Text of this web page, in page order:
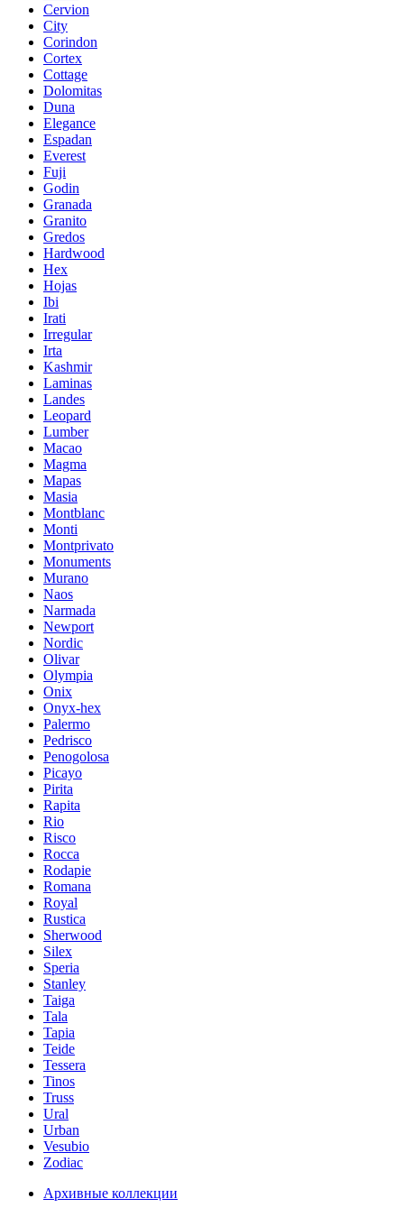
Cervion
City
Corindon
Cortex
Cottage
Dolomitas
Duna
Elegance
Espadan
Everest
Fuji
Godin
Granada
Granito
Gredos
Hardwood
Hex
Hojas
Ibi
Irati
Irregular
Irta
Kashmir
Laminas
Landes
Leopard
Lumber
Macao
Magma
Mapas
Masia
Montblanc
Monti
Montprivato
Monuments
Murano
Naos
Narmada
Newport
Nordic
Olivar
Olympia
Onix
Onyx-hex
Palermo
Pedrisco
Penogolosa
Picayo
Pirita
Rapita
Rio
Risco
Rocca
Rodapie
Romana
Royal
Rustica
Sherwood
Silex
Speria
Stanley
Taiga
Tala
Tapia
Teide
Tessera
Tinos
Truss
Ural
Urban
Vesubio
Zodiac
Архивные коллекции